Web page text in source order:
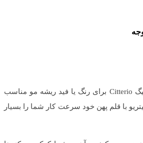
براش رنگ سیتریو مدل بیگ Citterio برای رنگ یا فید ریشه مو مناسب
با قلم پهن خود سرعت کار شما را بسیار